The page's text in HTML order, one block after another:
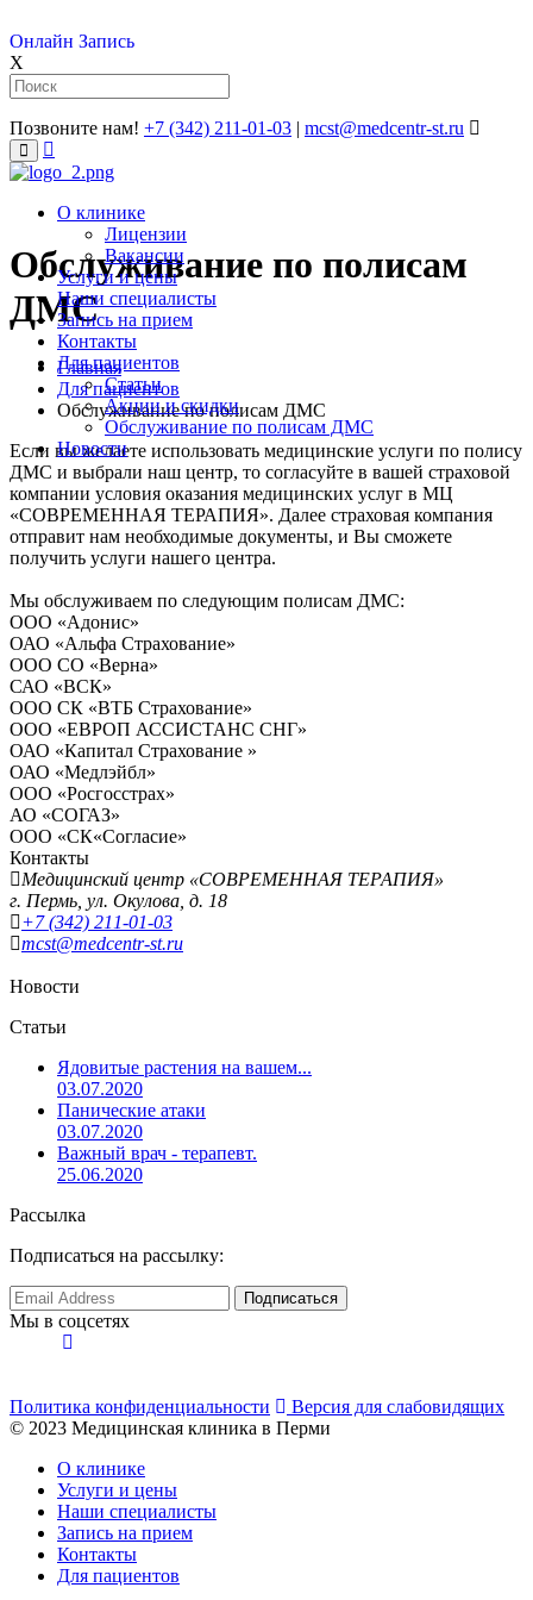
Онлайн Запись
X
Позвоните нам! +7 (342) 211-01-03 | mcst@medcentr-st.ru
�����������
����
О клинике
Лицензии
Вакансии
Услуги и цены
Наши специалисты
Запись на прием
Контакты
Для пациентов
Статьи
Акции и скидки
Обслуживание по полисам ДМС
Новости
Обслуживание по полисам
ДМС
Главная
Для пациентов
Обслуживание по полисам ДМС
Если вы желаете использовать медицинские услуги по полису
ДМС и выбрали наш центр, то согласуйте в вашей страховой
компании условия оказания медицинских услуг в МЦ
«СОВРЕМЕННАЯ ТЕРАПИЯ». Далее страховая компания
отправит нам необходимые документы, и Вы сможете
получить услуги нашего центра.
Мы обслуживаем по следующим полисам ДМС:
ООО «Адонис»
ОАО «Альфа Страхование»
ООО СО «Верна»
САО «ВСК»
ООО СК «ВТБ Страхование»
ООО «ЕВРОП АССИСТАНС СНГ»
ОАО «Капитал Страхование »
ОАО «Медлэйбл»
ООО «Росгосстрах»
АО «СОГАЗ»
ООО «СК«Согласие»
Контакты
Медицинский центр «СОВРЕМЕННАЯ ТЕРАПИЯ»
г. Пермь, ул. Окулова, д. 18
+7 (342) 211-01-03
mcst@medcentr-st.ru
Новости
Статьи
Ядовитые растения на вашем...
03.07.2020
Панические атаки
03.07.2020
Важный врач - терапевт.
25.06.2020
Рассылка
Подписаться на рассылку:
Мы в соцсетях
Политика конфиденциальности
Версия для слабовидящих
© 2023 Медицинская клиника в Перми
О клинике
Услуги и цены
Наши специалисты
Запись на прием
Контакты
Для пациентов